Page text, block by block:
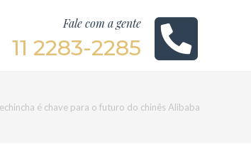
Fale com a gente
11 2283-2285
é chave para o futuro do chinês Alibaba